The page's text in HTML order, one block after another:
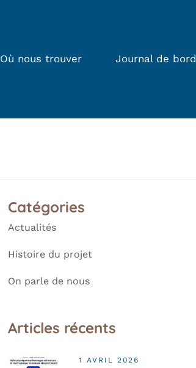
Où nous trouver Journal de bord
Catégories
Actualités
Histoire du projet
On parle de nous
Articles récents
1 AVRIL 2026